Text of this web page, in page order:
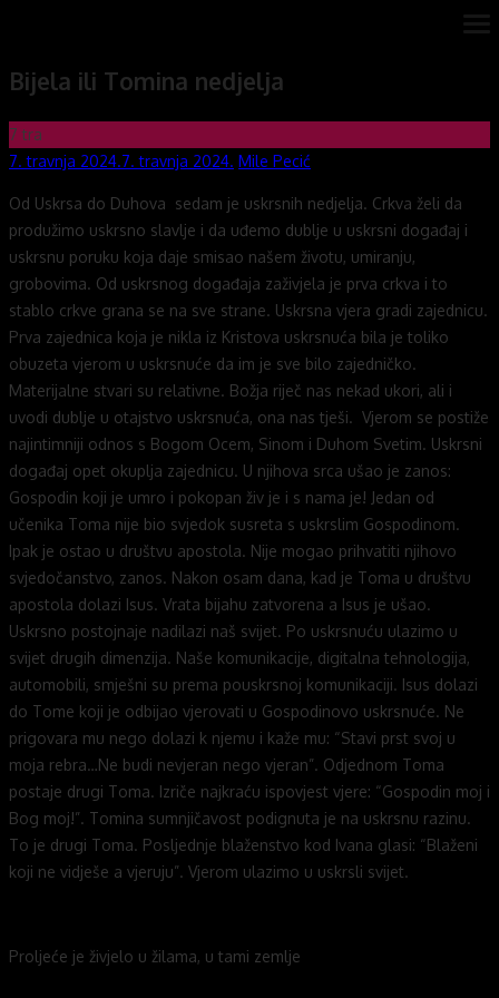
content
Bijela ili Tomina nedjelja
7 tra
Posted
7. travnja 2024.7. travnja 2024. Author
Mile Pecić
Od Uskrsa do Duhova sedam je uskrsnih nedjelja. Crkva želi da
produžimo uskrsno slavlje i da uđemo dublje u uskrsni događaj i
uskrsnu poruku koja daje smisao našem životu, umiranju,
grobovima. Od uskrsnog događaja zaživjela je prva crkva i to
stablo crkve grana se na sve strane. Uskrsna vjera gradi zajednicu.
Prva zajednica koja je nikla iz Kristova uskrsnuća bila je toliko
obuzeta vjerom u uskrsnuće da im je sve bilo zajedničko.
Materijalne stvari su relativne. Božja riječ nas nekad ukori, ali i
uvodi dublje u otajstvo uskrsnuća, ona nas tješi. Vjerom se postiže
najintimniji odnos s Bogom Ocem, Sinom i Duhom Svetim. Uskrsni
događaj opet okuplja zajednicu. U njihova srca ušao je zanos:
Gospodin koji je umro i pokopan živ je i s nama je! Jedan od
učenika Toma nije bio svjedok susreta s uskrslim Gospodinom.
Ipak je ostao u društvu apostola. Nije mogao prihvatiti njihovo
svjedočanstvo, zanos. Nakon osam dana, kad je Toma u društvu
apostola dolazi Isus. Vrata bijahu zatvorena a Isus je ušao.
Uskrsno postojnaje nadilazi naš svijet. Po uskrsnuću ulazimo u
svijet drugih dimenzija. Naše komunikacije, digitalna tehnologija,
automobili, smješni su prema pouskrsnoj komunikaciji. Isus dolazi
do Tome koji je odbijao vjerovati u Gospodinovo uskrsnuće. Ne
prigovara mu nego dolazi k njemu i kaže mu: “Stavi prst svoj u
moja rebra…Ne budi nevjeran nego vjeran”. Odjednom Toma
postaje drugi Toma. Izriče najkraću ispovjest vjere: “Gospodin moj i
Bog moj!”. Tomina sumnjičavost podignuta je na uskrsnu razinu.
To je drugi Toma. Posljednje blaženstvo kod Ivana glasi: “Blaženi
koji ne vidješe a vjeruju”. Vjerom ulazimo u uskrsli svijet.
Proljeće je živjelo u žilama, u tami zemlje